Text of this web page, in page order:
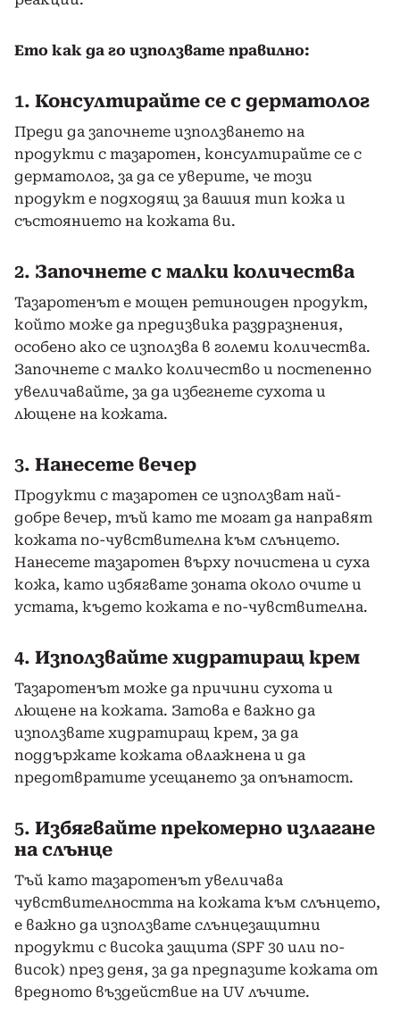
Ето как да го използвате правилно:
1. Консултирайте се с дерматолог
Преди да започнете използването на
продукти с тазаротен, консултирайте се с
дерматолог, за да се уверите, че този
продукт е подходящ за вашия тип кожа и
състоянието на кожата ви.
2. Започнете с малки количества
Тазаротенът е мощен ретиноиден продукт,
който може да предизвика раздразнения,
особено ако се използва в големи количества.
Започнете с малко количество и постепенно
увеличавайте, за да избегнете сухота и
лющене на кожата.
3. Нанесете вечер
Продукти с тазаротен се използват най-
добре вечер, тъй като те могат да направят
кожата по-чувствителна към слънцето.
Нанесете тазаротен върху почистена и суха
кожа, като избягвате зоната около очите и
устата, където кожата е по-чувствителна.
4. Използвайте хидратиращ крем
Тазаротенът може да причини сухота и
лющене на кожата. Затова е важно да
използвате хидратиращ крем, за да
поддържате кожата овлажнена и да
предотвратите усещането за опънатост.
5. Избягвайте прекомерно излагане
на слънце
Тъй като тазаротенът увеличава
чувствителността на кожата към слънцето,
е важно да използвате слънцезащитни
продукти с висока защита (SPF 30 или по-
висок) през деня, за да предпазите кожата от
вредното въздействие на UV лъчите.